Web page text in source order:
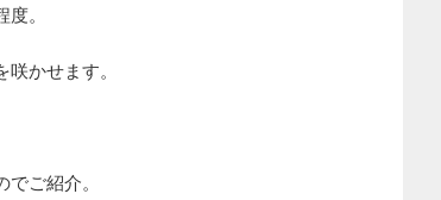
。
かせます。
ご紹介。